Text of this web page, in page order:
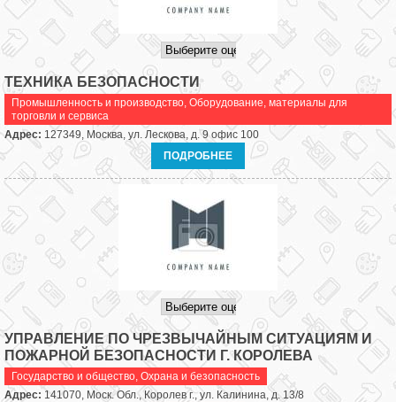
ТЕХНИКА БЕЗОПАСНОСТИ
Промышленность и производство, Оборудование, материалы для
торговли и сервиса
Адрес: 127349, Москва, ул. Лескова, д. 9 офис 100
ПОДРОБНЕЕ
УПРАВЛЕНИЕ ПО ЧРЕЗВЫЧАЙНЫМ СИТУАЦИЯМ И
ПОЖАРНОЙ БЕЗОПАСНОСТИ Г. КОРОЛЕВА
Государство и общество, Охрана и безопасность
Адрес: 141070, Моск. Обл., Королев г., ул. Калинина, д. 13/8